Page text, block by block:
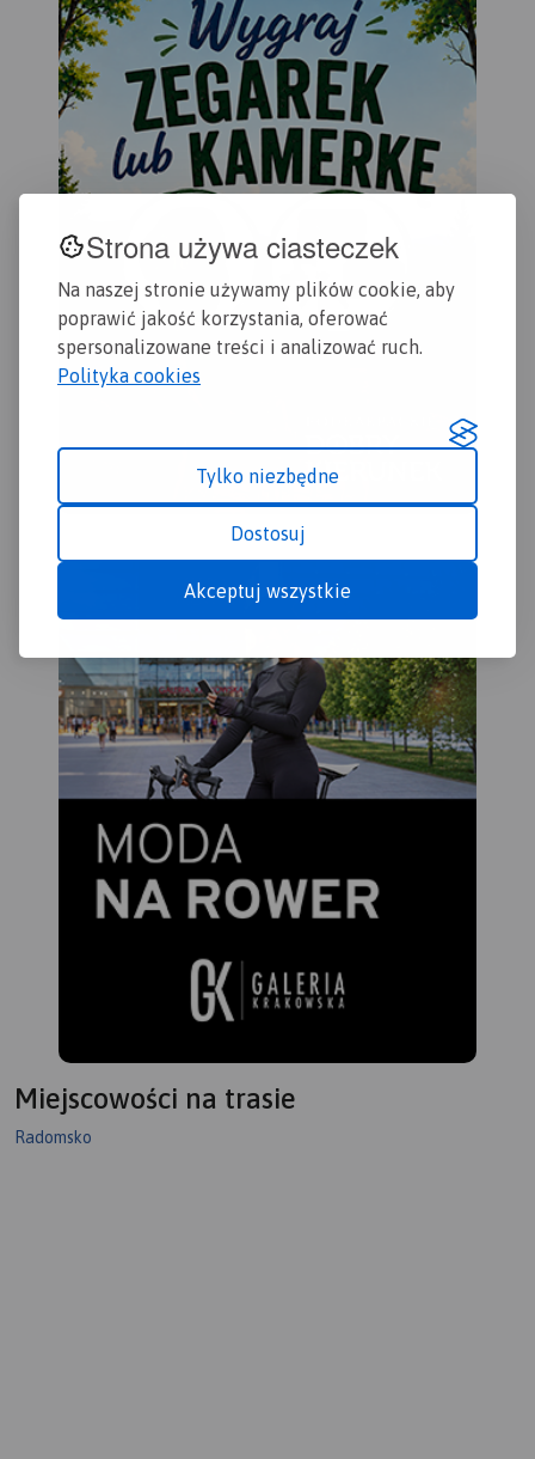
Strona używa ciasteczek
Na naszej stronie używamy plików cookie, aby
poprawić jakość korzystania, oferować
spersonalizowane treści i analizować ruch.
Polityka cookies
Tylko niezbędne
Dostosuj
Akceptuj wszystkie
rowerowe i konne wraz z
zaznaczonymi
odległościami.
Mapa została wydana
jedynie w formie cyfrowej -
brak dostępnej wersji
papierowej.
rowerowe. Kolorem żółtym
wyróżniono miejsca i
miejscowości warte
odwiedzenia.
Miejscowości na trasie
Radomsko